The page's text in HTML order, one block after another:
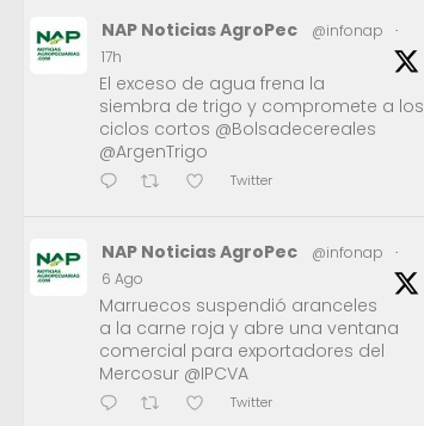
NAP Noticias AgroPec @infonap
·
17h
El exceso de agua frena la
siembra de trigo y compromete a los
ciclos cortos @Bolsadecereales
@ArgenTrigo
Twitter
NAP Noticias AgroPec @infonap
·
6 Ago
Marruecos suspendió aranceles
a la carne roja y abre una ventana
comercial para exportadores del
Mercosur @IPCVA
Twitter